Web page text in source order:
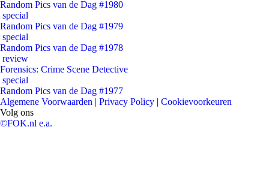
Random Pics van de Dag #1980
special
Random Pics van de Dag #1979
special
Random Pics van de Dag #1978
review
Forensics: Crime Scene Detective
special
Random Pics van de Dag #1977
Algemene Voorwaarden | Privacy Policy | Cookievoorkeuren
Volg ons
©FOK.nl e.a.